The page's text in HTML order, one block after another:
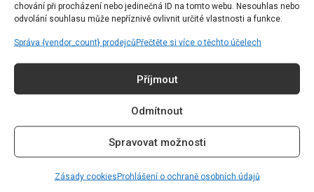
chování při procházení nebo jedinečná ID na tomto webu. Nesouhlas nebo
odvolání souhlasu může nepříznivě ovlivnit určité vlastnosti a funkce.
Správa {vendor_count} prodejcůPřečtěte si více o těchto účelech
Příjmout
Odmítnout
Spravovat možnosti
Zásady cookiesProhlášení o ochraně osobních údajů
Příspěvek sdílený Asia Express (@asia_express_cz)
Vzhůru za netopýry
Fanoušci Batmana by si neměli nechat ujít návštěvu
miliony netopýrů vrápenců. Ti jeskyni každý